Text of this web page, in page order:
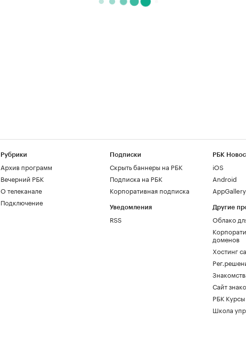
Рубрики
Архив программ
Вечерний РБК
О телеканале
Подключение
Подписки
Скрыть баннеры на РБК
Подписка на РБК
Корпоративная подписка
Уведомления
RSS
РБК
iOS
Android
AppGallery
Другие
Облако
доменов
Хостинг
Сайт
РБК Курсы
Школа